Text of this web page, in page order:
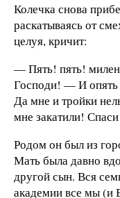
Колечка снова
раскатываясь от
целуя, кричит:
— Пять! пять!
Господи! — И опять
Да мне и тройки
мне закатили!
Родом он был из
Мать была давно
другой сын. Вся
академии все мы (и